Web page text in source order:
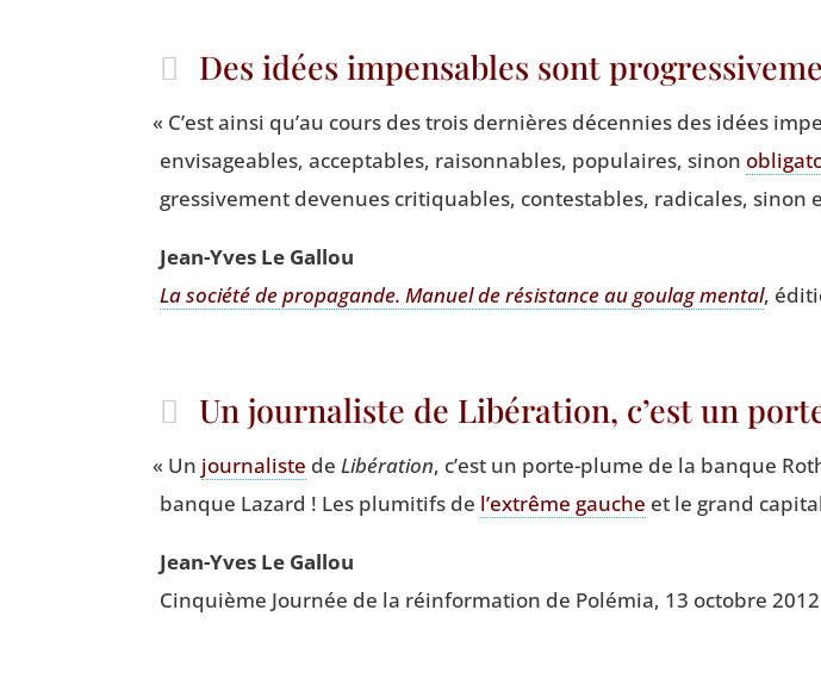
Des idées impensables sont
« C’est ain­si qu’au cours des trois der­nières décen­nies des idées
envi­sa­geables, accep­tables, rai­son­nables, popu­laires, sinon
gres­si­ve­ment deve­nues cri­ti­quables, contes­tables, radi­cales, sinon
Jean-Yves Le Gallou
La socié­té de pro­pa­gande. Manuel de résis­tance au gou­lag men­tal,
Un journaliste de Libération, c’est un
« Un jour­na­liste de Libé­ra­tion, c’est un porte-plume de la banque
banque Lazard ! Les plu­mi­tifs de l’extrême gauche et le grand
Jean-Yves Le Gallou
Cin­quième Jour­née de la réin­for­ma­tion de Polé­mia, 13 octobre 2012